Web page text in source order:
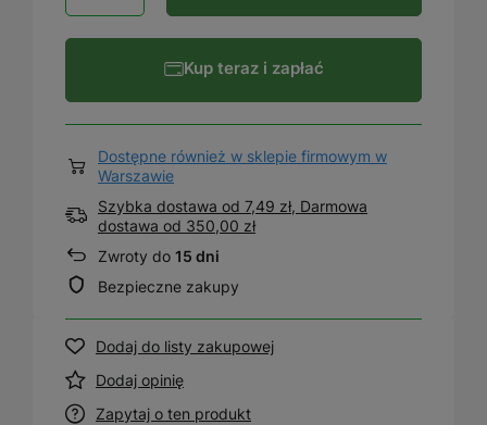
Kup teraz i zapłać
Dostępne również w sklepie firmowym w
Warszawie
Szybka dostawa od 7,49 zł, Darmowa
dostawa od 350,00 zł
Zwroty do 15 dni
Bezpieczne zakupy
Dodaj do listy zakupowej
Dodaj opinię
Zapytaj o ten produkt